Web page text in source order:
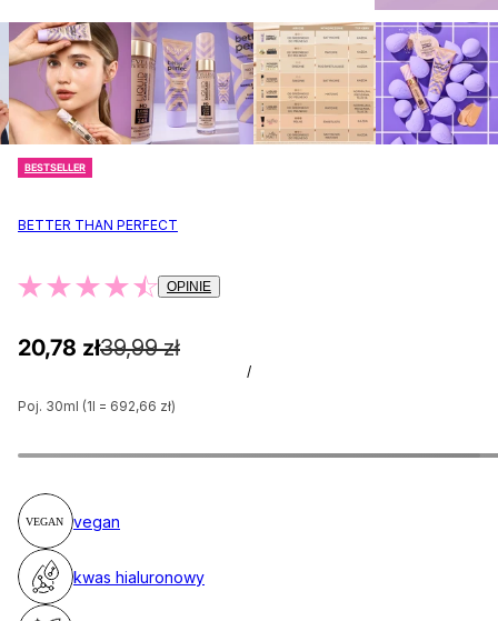
BESTSELLER
BETTER THAN PERFECT
OPINIE
20,78 zł39,99 zł
/
Poj. 30ml (1l = 692,66 zł)
kwas hialuronowy
vegan